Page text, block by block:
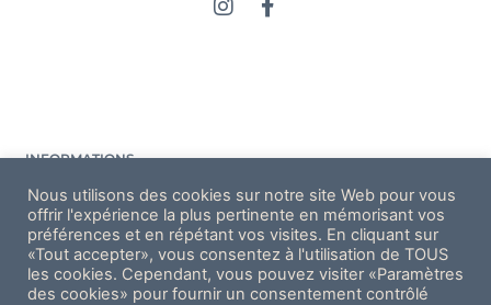
INFORMATIONS
Contactez-nous
Politique de confidentialité
Conditions générales de vente et d’utilisation
Mentions légales
Nous utilisons des cookies sur notre site Web pour vous
offrir l'expérience la plus pertinente en mémorisant vos
préférences et en répétant vos visites. En cliquant sur
«Tout accepter», vous consentez à l'utilisation de TOUS
les cookies. Cependant, vous pouvez visiter «Paramètres
des cookies» pour fournir un consentement contrôlé